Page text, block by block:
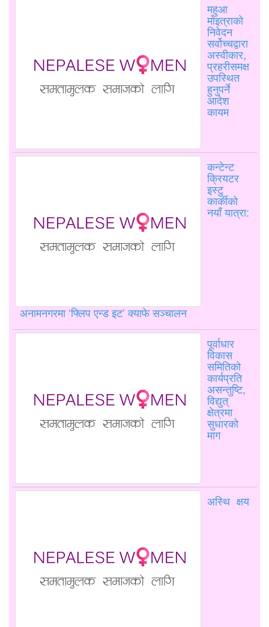
महुआ
मोइत्राको
निवेदन
सर्वोच्चद्वारा
अस्वीकार,
प्रहरीसमक्ष
उपस्थित
हुनुपर्ने
आदेश
कायम
कन्टेन्ट
क्रियटर
इस्टु
कार्कीको
नयाँ यात्रा:
अनामनगरमा ‘फ्लिप एन्ड इट’ क्याफे सञ्चालन
पूर्वाधार
विकास
समितिको
कार्यप्रति
असन्तुष्टि,
विद्युत्
क्षेत्रमा
सुधारको
माग
अस्थि क्षय